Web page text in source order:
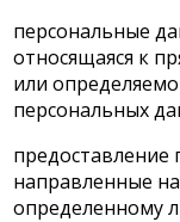
персональные
относящаяся к
или
персональных
предоставление
направленные
определенному